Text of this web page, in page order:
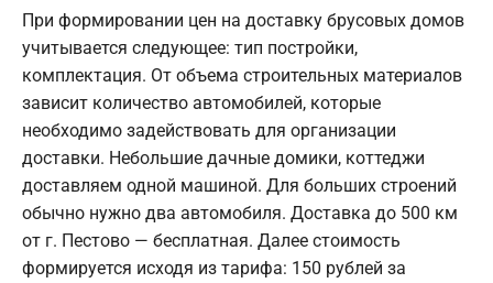
При формировании цен на доставку брусовых домов
учитывается следующее: тип постройки,
комплектация. От объема строительных материалов
зависит количество автомобилей, которые
необходимо задействовать для организации
доставки. Небольшие дачные домики, коттеджи
доставляем одной машиной. Для больших строений
обычно нужно два автомобиля. Доставка до 500 км
от г. Пестово — бесплатная. Далее стоимость
формируется исходя из тарифа: 150 рублей за